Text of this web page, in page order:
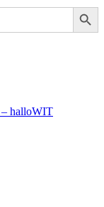
Search Button
– halloWIT